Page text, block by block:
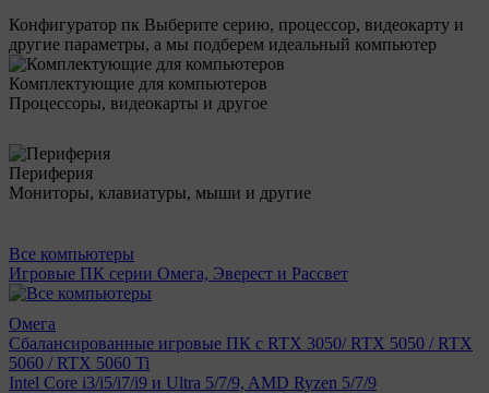
Конфигуратор пк Выберите серию, процессор, видеокарту и
другие параметры, а мы подберем идеальный компьютер
Комплектующие для компьютеров
Процессоры, видеокарты и другое
Периферия
Мониторы, клавиатуры, мыши и другие
Все компьютеры
Игровые ПК серии Омега, Эверест и Рассвет
Омега
Сбалансированные игровые ПК с RTX 3050/ RTX 5050 / RTX
5060 / RTX 5060 Ti
Intel Core i3/i5/i7/i9 и Ultra 5/7/9, AMD Ryzen 5/7/9